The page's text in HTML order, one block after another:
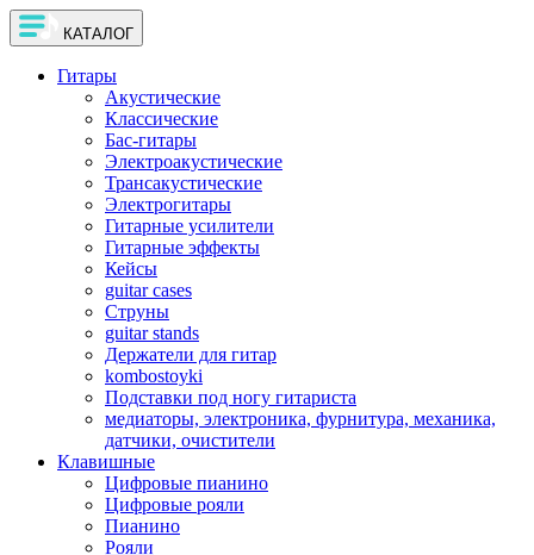
КАТАЛОГ
Гитары
Акустические
Классические
Бас-гитары
Электроакустические
Трансакустические
Электрогитары
Гитарные усилители
Гитарные эффекты
Кейсы
guitar cases
Струны
guitar stands
Держатели для гитар
kombostoyki
Подставки под ногу гитариста
медиаторы, электроника, фурнитура, механика,
датчики, очистители
Клавишные
Цифровые пианино
Цифровые рояли
Пианино
Рояли